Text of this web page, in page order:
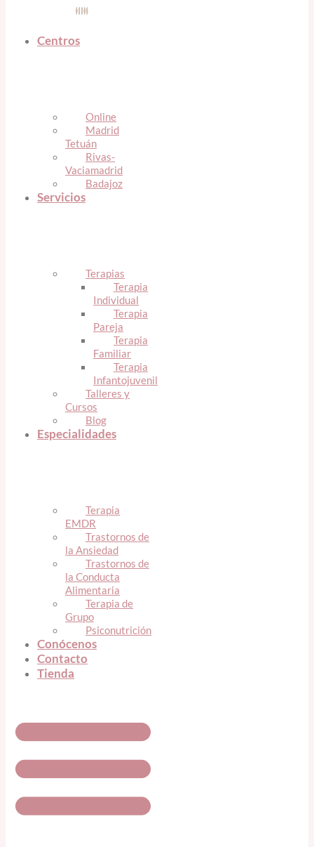
Centros
Online
Madrid
Tetuán
Rivas-
Vaciamadrid
Badajoz
Servicios
Terapias
Terapia
Individual
Terapia
Pareja
Terapia
Familiar
Terapia
Infantojuvenil
Talleres y
Cursos
Blog
Especialidades
Terapia
EMDR
Trastornos de
la Ansiedad
Trastornos de
la Conducta
Alimentaria
Terapia de
Grupo
Psiconutrición
Conócenos
Contacto
Tienda